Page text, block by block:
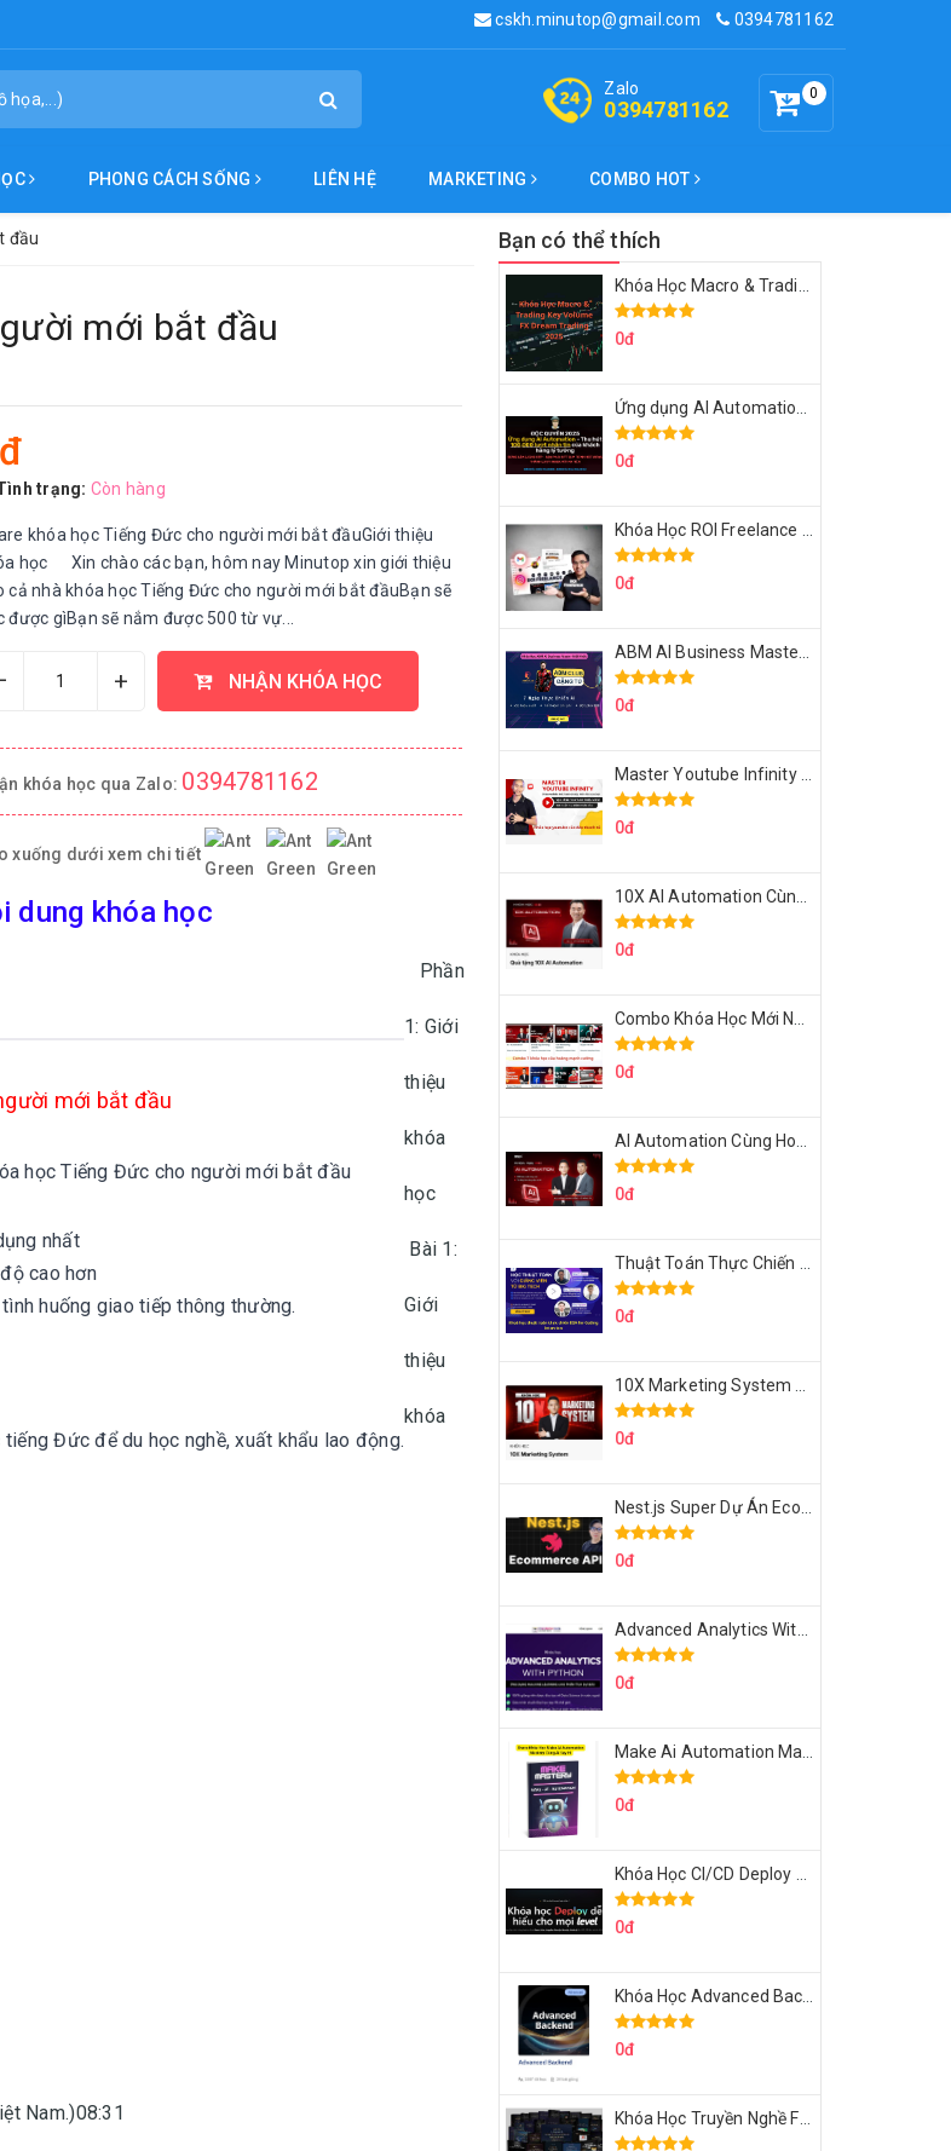
cskh.minutop@gmail.com 0394781162
0
Zalo
0394781162
PHONG CÁCH SỐNG LIÊN HỆ MARKETING COMBO HOT
đầu
mới bắt đầu
trạng: Còn hàng
khóa học Tiếng Đức cho người mới bắt đầuGiới thiệu
học Xin chào các bạn, hôm nay Minutop xin giới thiệu
cả nhà khóa học Tiếng Đức cho người mới bắt đầuBạn sẽ
được gìBạn sẽ nắm được 500 từ vự...
+ NHẬN KHÓA HỌC
khóa học qua Zalo: 0394781162
xuống dưới xem chi tiết
mới bắt đầu
học Tiếng Đức cho người mới bắt đầu
nhất
cao hơn
huống giao tiếp thông thường.
Đức để du học nghề, xuất khẩu lao động.
dung khóa học
Phần
1: Giới
thiệu
khóa
học
Bài 1:
Giới
thiệu
khóa
Nam.)08:31
Bạn có thể thích
0đ
0đ
0đ
0đ
0đ
0đ
0đ
0đ
0đ
0đ
0đ
0đ
0đ
0đ
0đ